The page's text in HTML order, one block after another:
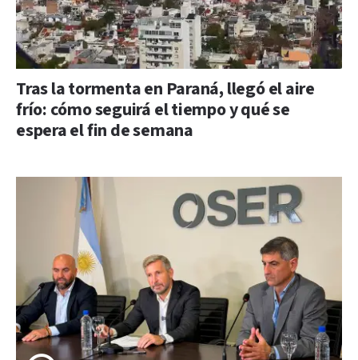
Tras la tormenta en Paraná, llegó el aire
frío: cómo seguirá el tiempo y qué se
espera el fin de semana